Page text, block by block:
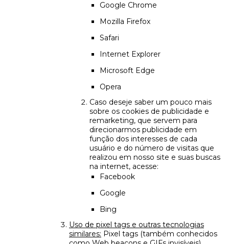
Google Chrome
Mozilla Firefox
Safari
Internet Explorer
Microsoft Edge
Opera
Caso deseje saber um pouco mais
sobre os cookies de publicidade e
remarketing, que servem para
direcionarmos publicidade em
função dos interesses de cada
usuário e do número de visitas que
realizou em nosso site e suas buscas
na internet, acesse:
Facebook
Google
Bing
Uso de pixel tags e outras tecnologias
similares: Pixel tags (também conhecidos